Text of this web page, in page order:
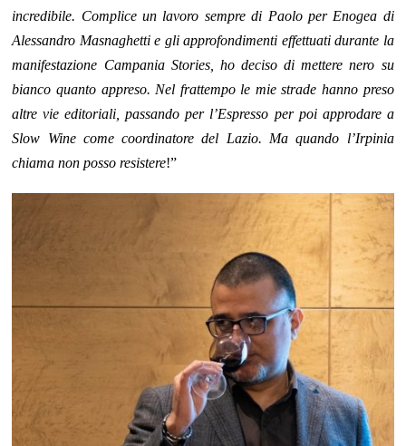
incredibile. Complice un lavoro sempre di Paolo per Enogea di
Alessandro Masnaghetti e gli approfondimenti effettuati durante la
manifestazione Campania Stories, ho deciso di mettere nero su
bianco quanto appreso. Nel frattempo le mie strade hanno preso
altre vie editoriali, passando per l’Espresso per poi approdare a
Slow Wine come coordinatore del Lazio. Ma quando l’Irpinia
chiama non posso resistere!”